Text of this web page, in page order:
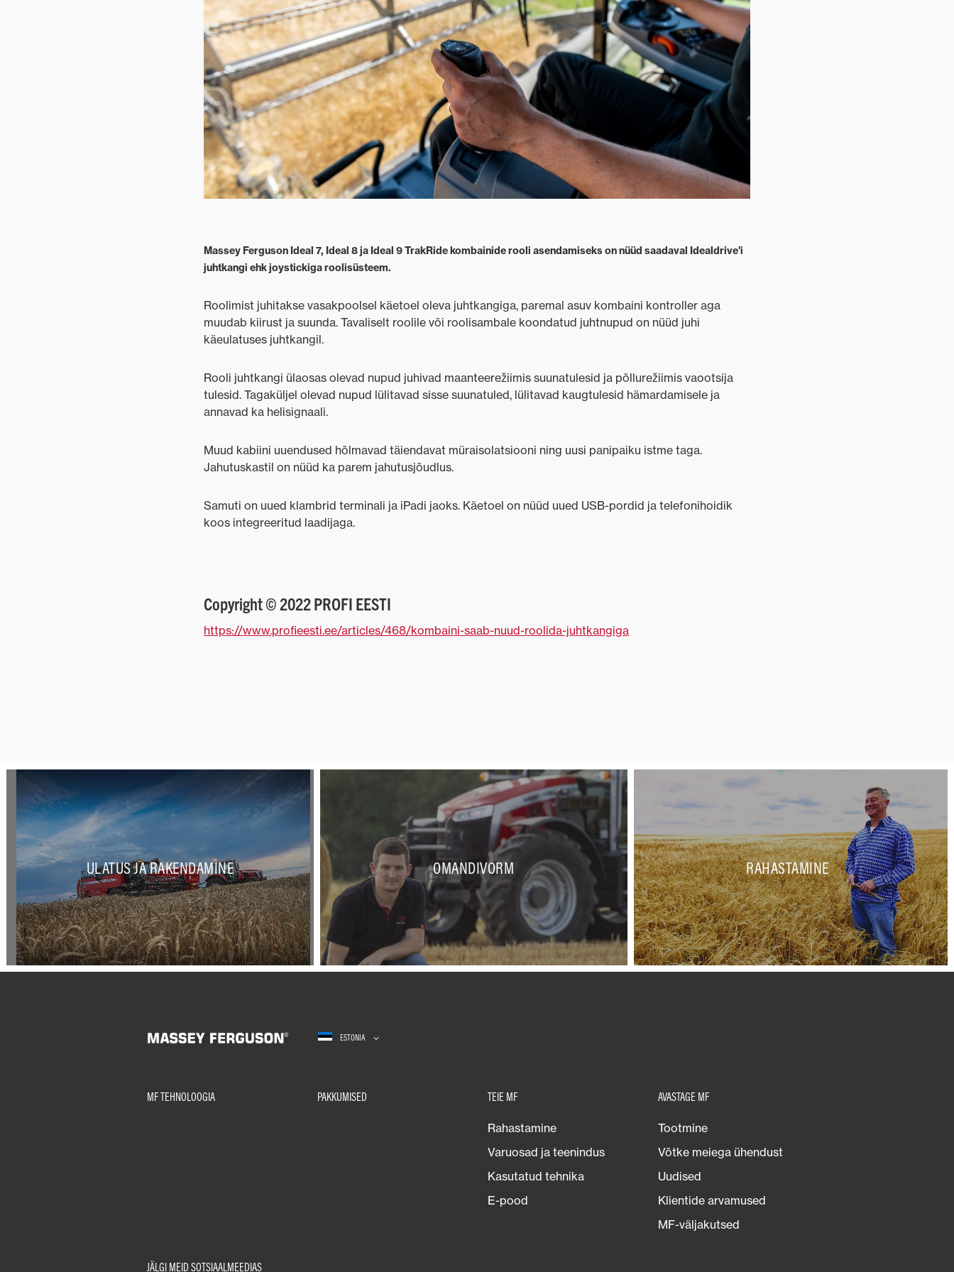
Massey Ferguson Ideal 7, Ideal 8 ja Ideal 9 TrakRide kombainide rooli asendamiseks on nüüd saadaval Idealdrive'i
juhtkangi ehk joystickiga roolisüsteem.
Roolimist juhitakse vasakpoolsel käetoel oleva juhtkangiga, paremal asuv kombaini kontroller aga
muudab kiirust ja suunda. Tavaliselt roolile või roolisambale koondatud juhtnupud on nüüd juhi
käeulatuses juhtkangil.
Rooli juhtkangi ülaosas olevad nupud juhivad maanteerežiimis suunatulesid ja põllurežiimis vaootsija
tulesid. Tagaküljel olevad nupud lülitavad sisse suunatuled, lülitavad kaugtulesid hämardamisele ja
annavad ka helisignaali.
Muud kabiini uuendused hõlmavad täiendavat müraisolatsiooni ning uusi panipaiku istme taga.
Jahutuskastil on nüüd ka parem jahutusjõudlus.
Samuti on uued klambrid terminali ja iPadi jaoks. Käetoel on nüüd uued USB-pordid ja telefonihoidik
koos integreeritud laadijaga.
Copyright © 2022 PROFI EESTI
https://www.profieesti.ee/articles/468/kombaini-saab-nuud-roolida-juhtkangiga
ULATUS JA RAKENDAMINE OMANDIVORM RAHASTAMINE
ESTONIA
MF TEHNOLOOGIA PAKKUMISED TEIE MF
Rahastamine
Varuosad ja teenindus
Kasutatud tehnika
E-pood
AVASTAGE MF
Tootmine
Võtke meiega ühendust
Uudised
Klientide arvamused
MF-väljakutsed
JÄLGI MEID SOTSIAALMEEDIAS